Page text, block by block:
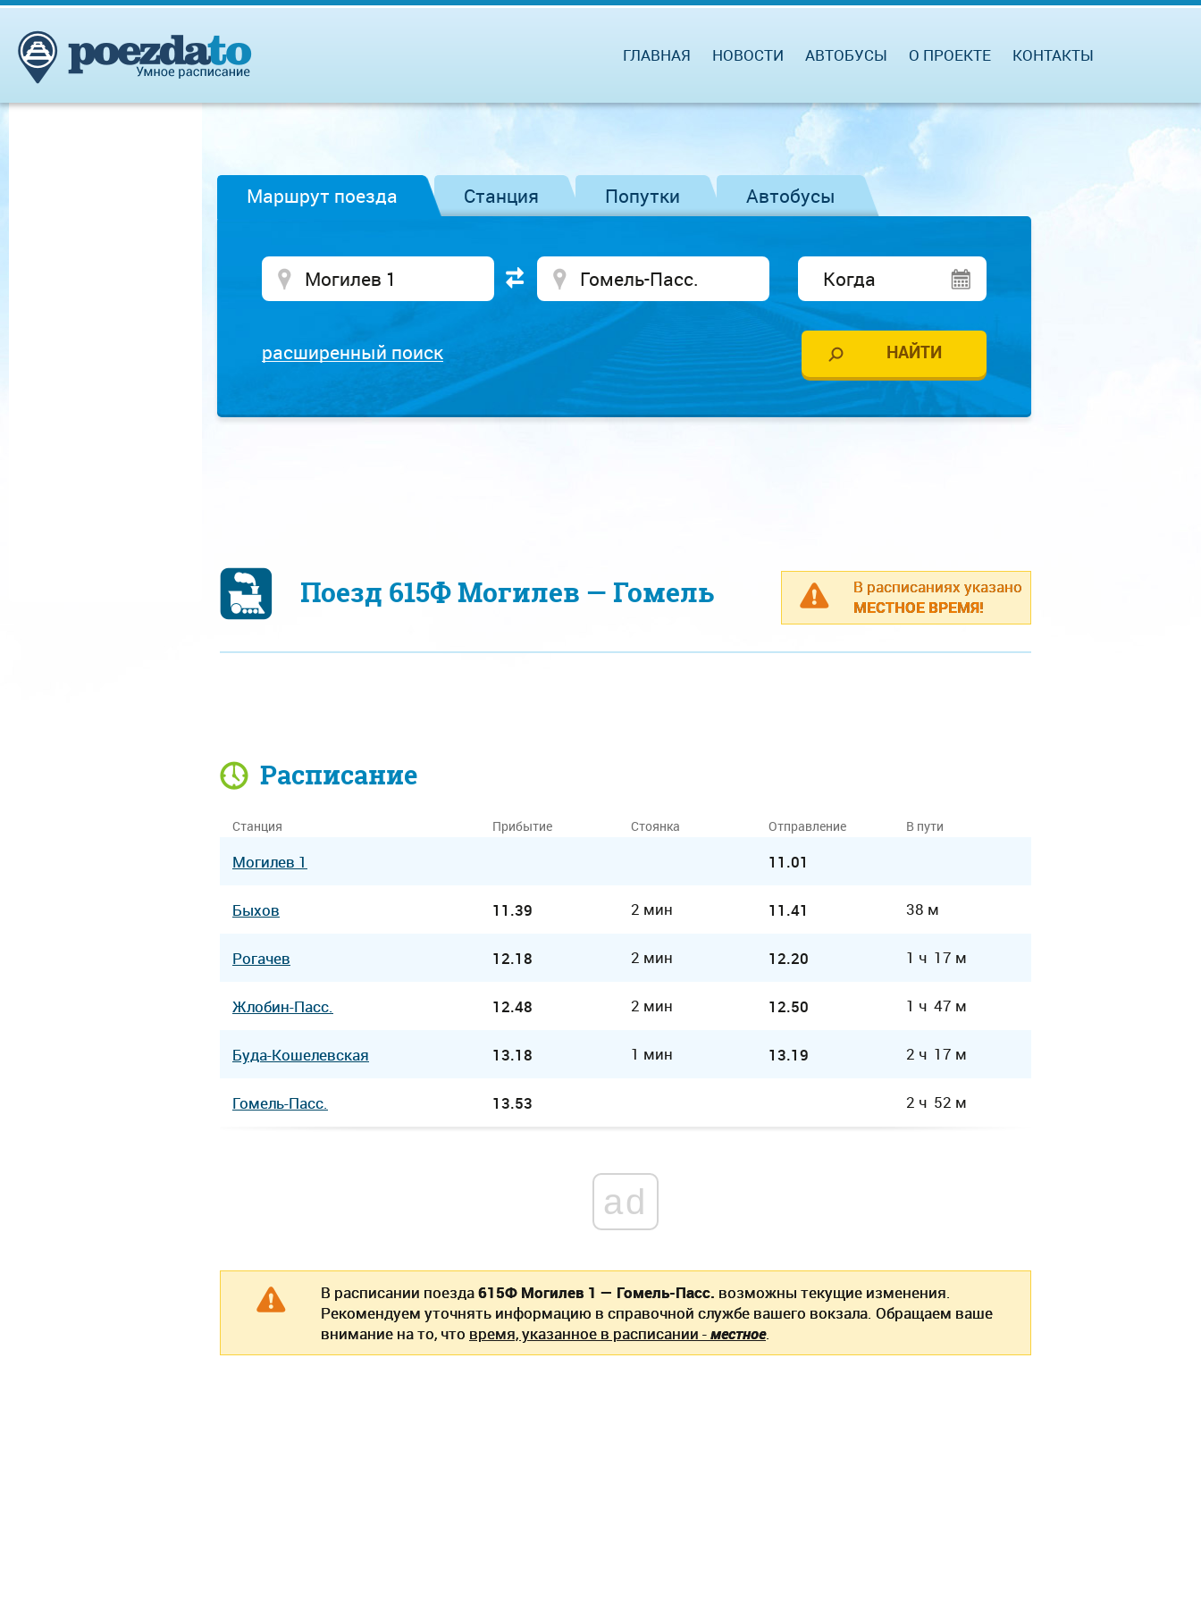
ГЛАВНАЯ НОВОСТИ АВТОБУСЫ О ПРОЕКТЕ КОНТАКТЫ
Маршрут поезда Станция Попутки Автобусы
расширенный поиск
В расписаниях указано
МЕСТНОЕ ВРЕМЯ!
Поезд 615Ф Могилев — Гомель
Расписание
Станция Прибытие Стоянка Отправление В пути
Могилев 1 11.01
Быхов 11.39 2 мин 11.41 38 м
Рогачев 12.18 2 мин 12.20 1 ч 17 м
Жлобин-Пасс. 12.48 2 мин 12.50 1 ч 47 м
Буда-Кошелевская 13.18 1 мин 13.19 2 ч 17 м
Гомель-Пасс. 13.53 2 ч 52 м
ad
В расписании поезда615Ф Могилев 1 — Гомель-Пасс. возможны текущие изменения.
Рекомендуем уточнять информацию в справочной службе вашего вокзала. Обращаем ваше
внимание на то, что время, указанное в расписании -местное.